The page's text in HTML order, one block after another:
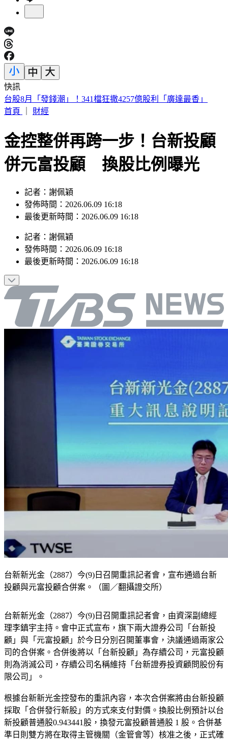
快訊
《半澤直樹》男星及川光博驚喜宣布再婚！妻子懷孕升格當爸
首頁
財經
金控整併再跨一步！台新投顧
併元富投顧 換股比例曝光
記者：謝佩穎
發佈時間：2026.06.09 16:18
最後更新時間：2026.06.09 16:18
記者 ： 謝佩穎
發佈時間： 2026.06.09 16:18
最後更新時間： 2026.06.09 16:18
台新新光金（2887）今(9)日召開重訊記者會，宣布通過台新
投顧與元富投顧合併案。（圖／翻攝證交所）
台新新光金（2887）今(9)日召開重訊記者會，由資深副總經
理李鎮宇主持。會中正式宣布，旗下兩大證券公司「台新投
顧」與「元富投顧」於今日分別召開董事會，決議通過兩家公
司的合併案。合併後將以「台新投顧」為存續公司，元富投顧
則為消滅公司，存續公司名稱維持「台新證券投資顧問股份有
限公司」。
根據台新新光金控發布的重訊內容，本次合併案將由台新投顧
採取「合併發行新股」的方式來支付對價。換股比例預計以台
新投顧普通股0.943441股，換發元富投顧普通股 1 股。合併基
準日則雙方將在取得主管機關（金管會等）核准之後，正式確